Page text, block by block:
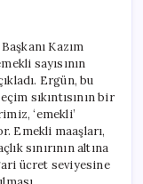
Kazım
sayısının
Ergün, bu
sıkıntısının bir
‘emekli’
Emekli maaşları,
sınırının altına
ücret seviyesine